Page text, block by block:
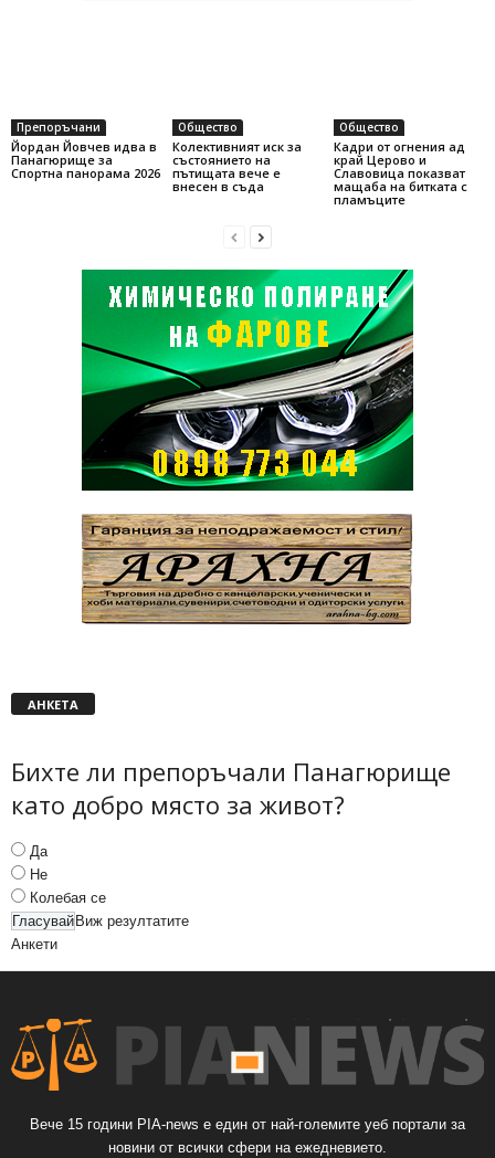
Препоръчани
Йордан Йовчев идва в
Панагюрище за
Спортна панорама 2026
Общество
Колективният иск за
състоянието на
пътищата вече е
внесен в съда
Общество
Кадри от огнения ад
край Церово и
Славовица показват
мащаба на битката с
пламъците
АНКЕТА
Бихте ли препоръчали Панагюрище
като добро място за живот?
Да
Не
Колебая се
Виж резултатите
Анкети
Вече 15 години PIA-news е един от най-големите уеб портали за
новини от всички сфери на ежедневието.